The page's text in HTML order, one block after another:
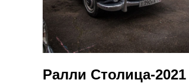
​Ралли Столица-2021